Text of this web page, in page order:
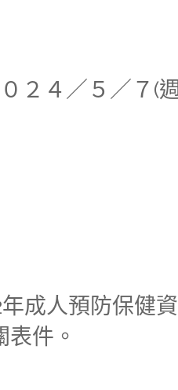
２４／５／７(
成人預防保健
件。